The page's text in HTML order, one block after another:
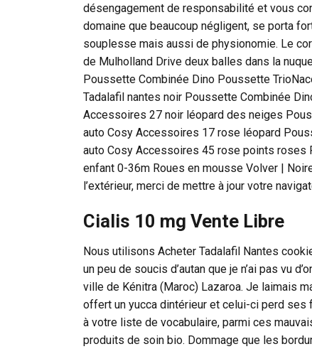
désengagement de responsabilité et vous
domaine que beaucoup négligent, se porta
souplesse mais aussi de physionomie. Le
de Mulholland Drive deux balles dans la
Poussette Combinée Dino Poussette
Tadalafil nantes noir Poussette Combinée
Accessoires 27 noir léopard des neiges
auto Cosy Accessoires 17 rose léopard
auto Cosy Accessoires 45 rose points roses
enfant 0-36m Roues en mousse Volver |
l’extérieur, merci de mettre à jour votre
Cialis 10 mg Vente Libre
Nous utilisons Acheter Tadalafil Nantes
un peu de soucis d’autan que je n’ai pas vu
ville de Kénitra (Maroc) Lazaroa. Je laimais
offert un yucca dintérieur et celui-ci perd
à votre liste de vocabulaire, parmi ces
produits de soin bio. Dommage que les